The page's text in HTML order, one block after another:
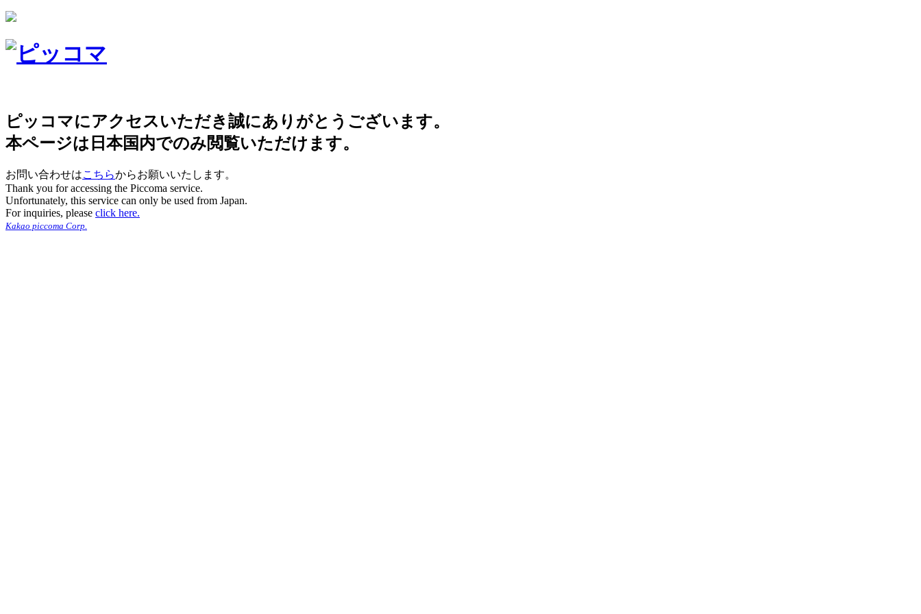
ピッコマにアクセスいただき誠にありがとうございます。
本ページは日本国内でのみ閲覧いただけます。
お問い合わせはこちらからお願いいたします。
Thank you for accessing the Piccoma service.
Unfortunately, this service can only be used from Japan.
For inquiries, please click here.
Kakao piccoma Corp.